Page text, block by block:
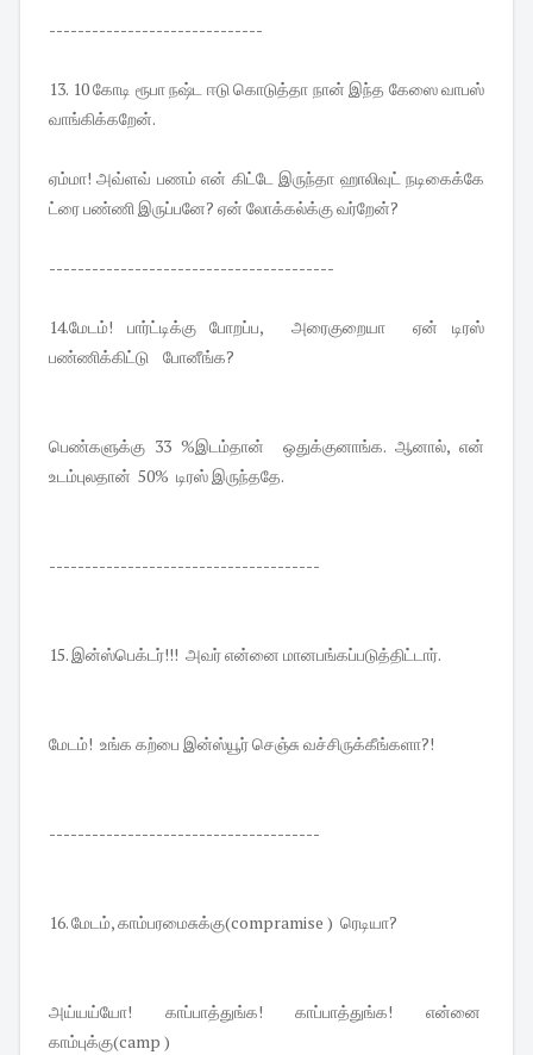
------------------------------
13. 10 கோடி ரூபா நஷ்ட ஈடு கொடுத்தா நான் இந்த கேஸை வாபஸ்
வாங்கிக்கறேன்.
ஏம்மா! அவ்ளவ் பணம் என் கிட்டே இருந்தா ஹாலிவுட் நடிகைக்கே
ட்ரை பண்ணி இருப்பனே? ஏன் லோக்கல்க்கு வர்றேன்?
----------------------------------------
14.மேடம்! பார்ட்டிக்கு போறப்ப, அரைகுறையா ஏன் டிரஸ்
பண்ணிக்கிட்டு போனீங்க?
பெண்களுக்கு 33 %இடம்தான் ஒதுக்குனாங்க. ஆனால், என்
உடம்புலதான் 50% டிரஸ் இருந்ததே.
--------------------------------------
15. இன்ஸ்பெக்டர்!!! அவர் என்னை மானபங்கப்படுத்திட்டார்.
மேடம்! உங்க கற்பை இன்ஸ்யூர் செஞ்சு வச்சிருக்கீங்களா?!
--------------------------------------
16. மேடம், காம்பரமைசுக்கு(compramise ) ரெடியா?
அய்யய்யோ! காப்பாத்துங்க! காப்பாத்துங்க! என்னை
காம்புக்கு(camp )